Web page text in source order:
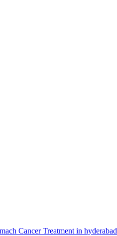
Cancer Treatment in hyderabad